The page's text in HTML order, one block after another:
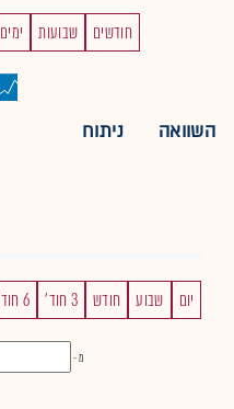
חודשים שבועות ימים
השוואה ניתוח
יום שבוע חודש 3 חוד' 6 חוד'
מ -